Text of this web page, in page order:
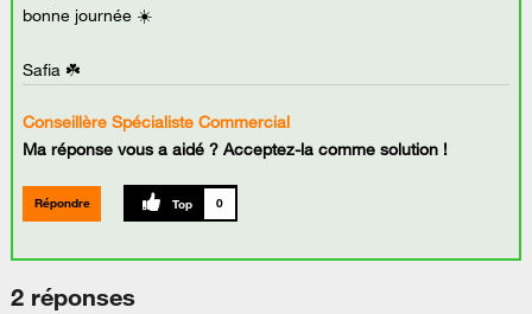
bonne journée ☀️
Safia ☘️
Conseillère Spécialiste Commercial
Ma réponse vous a aidé ? Acceptez-la comme solution !
Répondre 0
2 réponses